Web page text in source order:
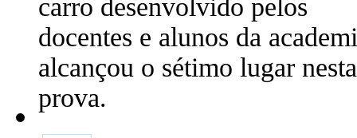
carro desenvolvido pelos
docentes e alunos da
alcançou o sétimo lugar nesta
prova.